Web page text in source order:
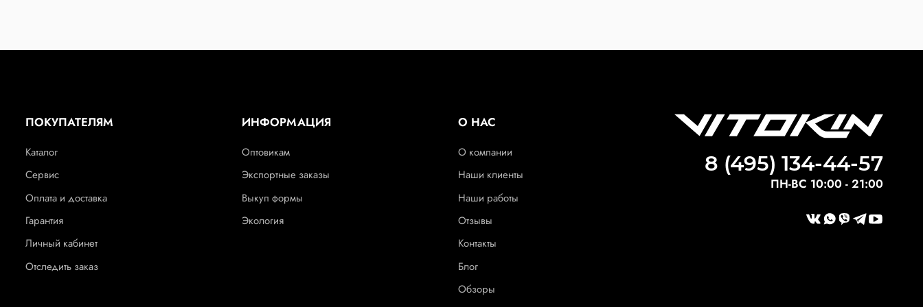
ПОКУПАТЕЛЯМ
Каталог
Сервис
Оплата и доставка
Гарантия
Личный кабинет
Отследить заказ
ИНФОРМАЦИЯ
Оптовикам
Экспортные заказы
Выкуп формы
Экология
О НАС
О компании
Наши клиенты
Наши работы
Отзывы
Контакты
Блог
Обзоры
8 (495) 134-44-57
ПН-ВС 10:00 - 21:00